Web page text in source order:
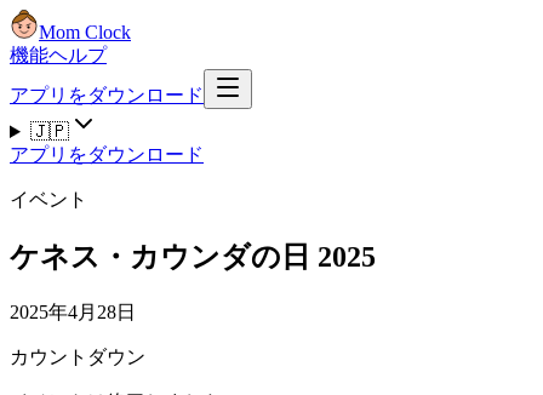
Mom Clock
機能ヘルプ
アプリをダウンロード
🇯🇵
アプリをダウンロード
イベント
ケネス・カウンダの日 2025
2025年4月28日
カウントダウン